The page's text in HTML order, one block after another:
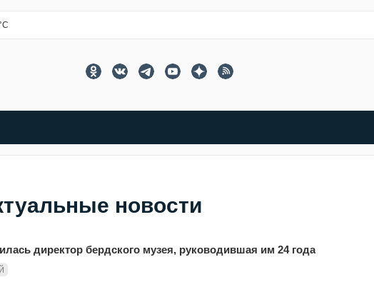
новости
директор бердского музея, руководившая им 24 года